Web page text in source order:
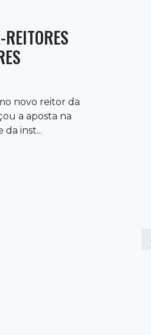
novo reitor da
a aposta na
inst...